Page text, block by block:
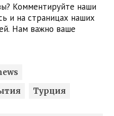
Комментируйте наши
и на страницах наших
Нам важно ваше
Турция